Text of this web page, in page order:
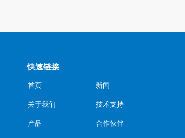
快速链接
首页
关于我们
产品
新闻
技术支持
合作伙伴